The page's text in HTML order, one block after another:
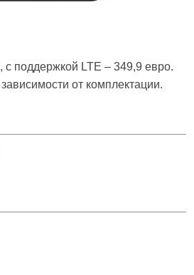
с поддержкой LTE – 349,9 евро.
от комплектации.